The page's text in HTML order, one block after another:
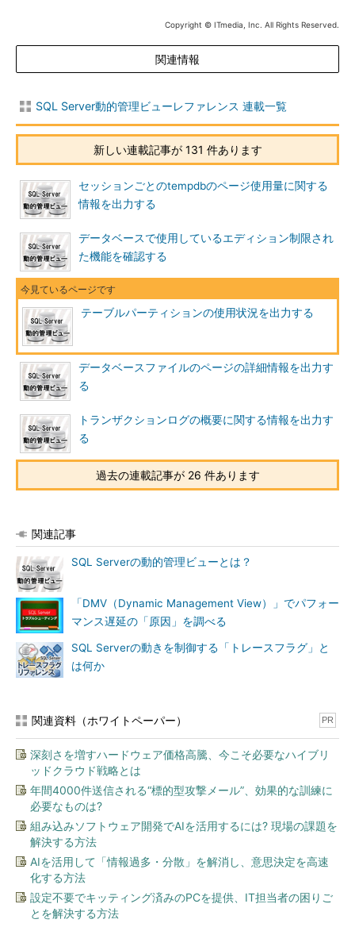
Copyright © ITmedia, Inc. All Rights Reserved.
関連情報
SQL Server動的管理ビューレファレンス 連載一覧
新しい連載記事が 131 件あります
セッションごとのtempdbのページ使用量に関する
情報を出力する
データベースで使用しているエディション制限され
た機能を確認する
テーブルパーティションの使用状況を出力する
データベースファイルのページの詳細情報を出力す
る
トランザクションログの概要に関する情報を出力す
る
過去の連載記事が 26 件あります
関連記事
SQL Serverの動的管理ビューとは？
「DMV（Dynamic Management View）」でパフォー
マンス遅延の「原因」を調べる
SQL Serverの動きを制御する「トレースフラグ」と
は何か
関連資料（ホワイトペーパー） PR
深刻さを増すハードウェア価格高騰、今こそ必要なハイブリ
ッドクラウド戦略とは
年間4000件送信される“標的型攻撃メール”、効果的な訓練に
必要なものは?
組み込みソフトウェア開発でAIを活用するには? 現場の課題を
解決する方法
AIを活用して「情報過多・分散」を解消し、意思決定を高速
化する方法
設定不要でキッティング済みのPCを提供、IT担当者の困りご
とを解決する方法